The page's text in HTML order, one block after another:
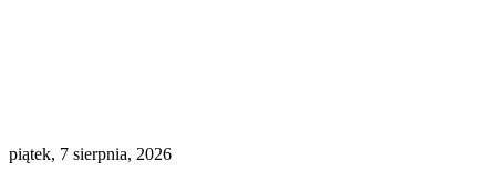
piątek, 7 sierpnia, 2026